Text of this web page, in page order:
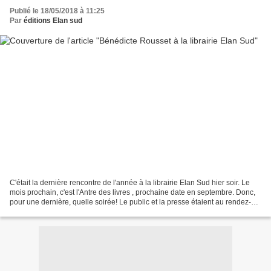
Publié le 18/05/2018 à 11:25
Par éditions Elan sud
C'était la dernière rencontre de l'année à la librairie Elan Sud hier soir. Le
mois prochain, c'est l'Antre des livres , prochaine date en septembre. Donc,
pour une dernière, quelle soirée! Le public et la presse étaient au rendez-